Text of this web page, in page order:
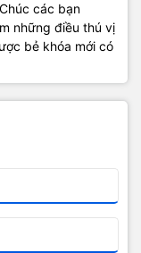
các bạn
những điều thú vị
bẻ khóa mới có